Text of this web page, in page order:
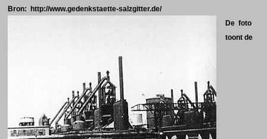
Bron: http://www.gedenkstaette-salzgitter.de/
De foto
toont de